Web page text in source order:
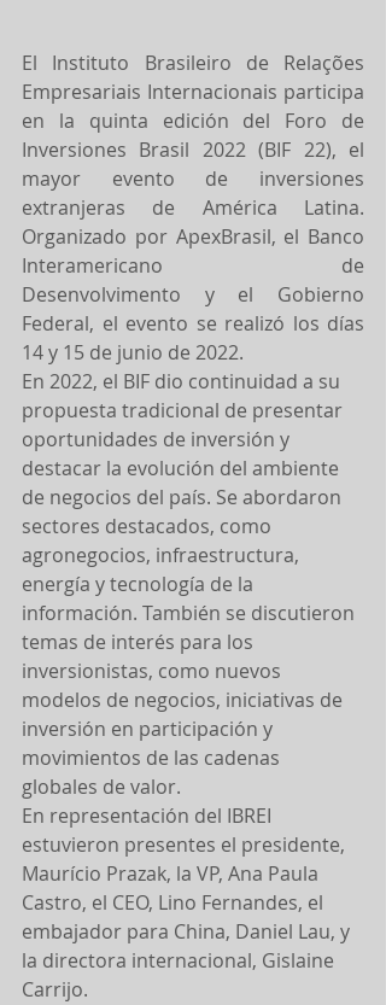
El Instituto Brasileiro de Relações
Empresariais Internacionais participa
en la quinta edición del Foro de
Inversiones Brasil 2022 (BIF 22), el
mayor evento de inversiones
extranjeras de América Latina.
Organizado por ApexBrasil, el Banco
Interamericano de
Desenvolvimento y el Gobierno
Federal, el evento se realizó los días
14 y 15 de junio de 2022.
En 2022, el BIF dio continuidad a su
propuesta tradicional de presentar
oportunidades de inversión y
destacar la evolución del ambiente
de negocios del país. Se abordaron
sectores destacados, como
agronegocios, infraestructura,
energía y tecnología de la
información. También se discutieron
temas de interés para los
inversionistas, como nuevos
modelos de negocios, iniciativas de
inversión en participación y
movimientos de las cadenas
globales de valor.
En representación del IBREI
estuvieron presentes el presidente,
Maurício Prazak, la VP, Ana Paula
Castro, el CEO, Lino Fernandes, el
embajador para China, Daniel Lau, y
la directora internacional, Gislaine
Carrijo.